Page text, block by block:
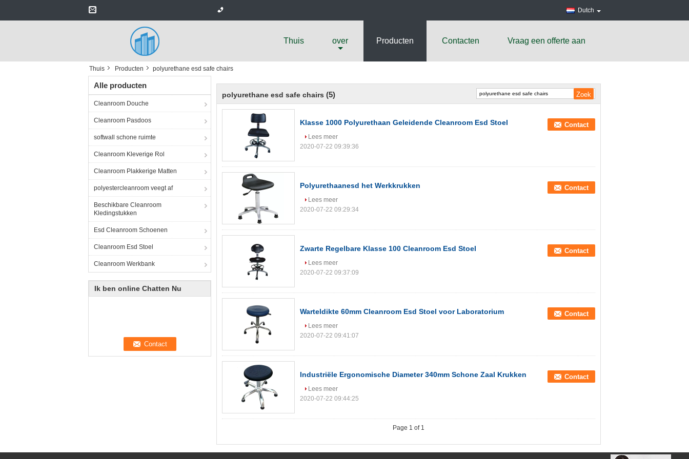
Dutch
Thuis over Producten Contacten Vraag een offerte aan
Thuis Producten polyurethane esd safe chairs
Alle producten
Cleanroom Douche
Cleanroom Pasdoos
softwall schone ruimte
Cleanroom Kleverige Rol
Cleanroom Plakkerige Matten
polyestercleanroom veegt af
Beschikbare Cleanroom
Kledingstukken
Esd Cleanroom Schoenen
Cleanroom Esd Stoel
Cleanroom Werkbank
Ik ben online Chatten Nu
polyurethane esd safe chairs (5)
Klasse 1000 Polyurethaan Geleidende Cleanroom Esd Stoel Contact
Lees meer
2020-07-22 09:39:36
Polyurethaanesd het Werkkrukken Contact
Lees meer
2020-07-22 09:29:34
Zwarte Regelbare Klasse 100 Cleanroom Esd Stoel Contact
Lees meer
2020-07-22 09:37:09
Warteldikte 60mm Cleanroom Esd Stoel voor Laboratorium Contact
Lees meer
2020-07-22 09:41:07
Industriële Ergonomische Diameter 340mm Schone Zaal Krukken Contact
Lees meer
2020-07-22 09:44:25
Page 1 of 1